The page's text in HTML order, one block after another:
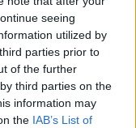
seeing
utilized by
parties prior to
of the further
third parties on the
information may
the IAB’s List of